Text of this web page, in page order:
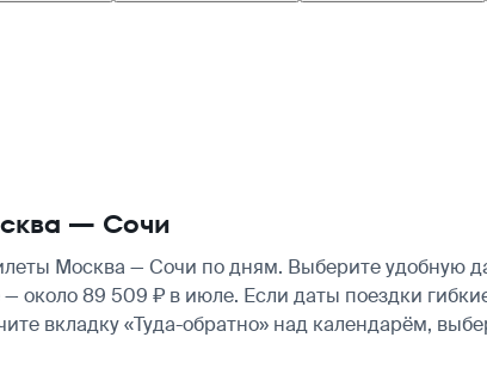
— Сочи
Москва — Сочи по дням. Выберите удобную
около 89 509 ₽ в июле. Если даты поездки
вкладку «Туда-обратно» над календарём,